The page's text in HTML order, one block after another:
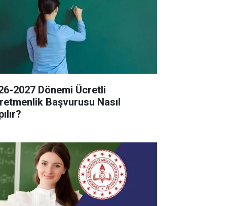
2027 Dönemi Ücretli
Başvurusu Nasıl